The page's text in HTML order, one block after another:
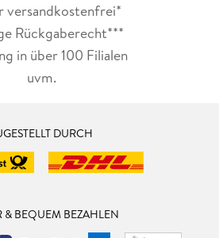
versandkostenfrei*
Rückgaberecht***
in über 100 Filialen
uvm.
DURCH
& BEQUEM BEZAHLEN